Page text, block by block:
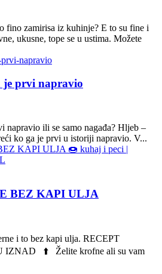
fino zamirisa iz kuhinje? E to su fine i
ukusne, tope se u ustima. Možete
je prvi napravio
napravio ili se samo nagađa? Hljeb –
ko ga je prvi u istoriji napravio. V...
BEZ KAPI ULJA
i to bez kapi ulja. RECEPT
IZNAD ⬆️ Želite krofne ali su vam